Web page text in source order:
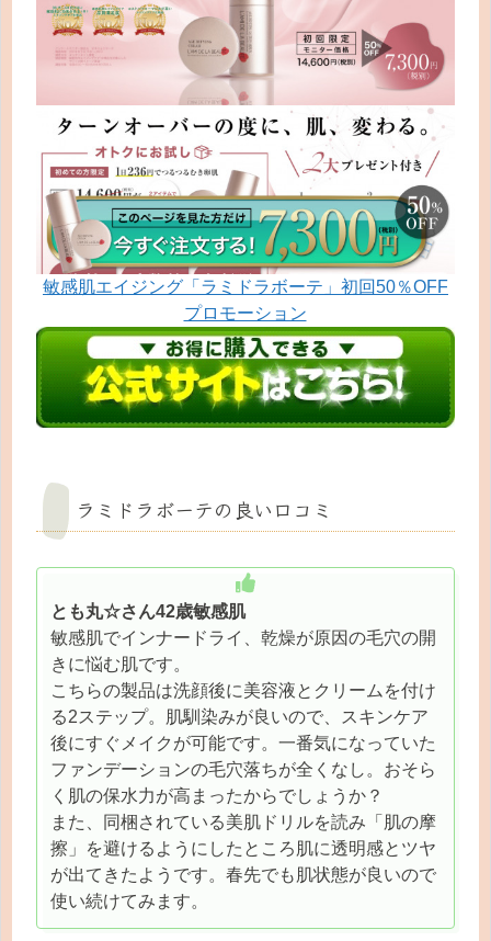
敏感肌エイジング「ラミドラボーテ」初回50％OFF
プロモーション
ラミドラボーテの良い口コミ
とも丸☆さん42歳敏感肌
敏感肌でインナードライ、乾燥が原因の毛穴の開
きに悩む肌です。
こちらの製品は洗顔後に美容液とクリームを付け
る2ステップ。肌馴染みが良いので、スキンケア
後にすぐメイクが可能です。一番気になっていた
ファンデーションの毛穴落ちが全くなし。おそら
く肌の保水力が高まったからでしょうか？
また、同梱されている美肌ドリルを読み「肌の摩
擦」を避けるようにしたところ肌に透明感とツヤ
が出てきたようです。春先でも肌状態が良いので
使い続けてみます。